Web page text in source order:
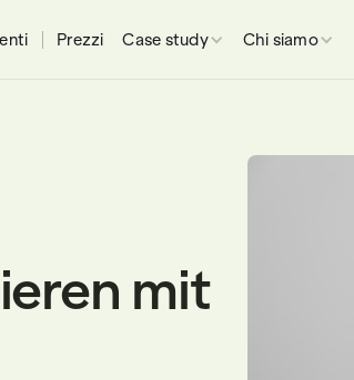
Prezzi Case study Chi siamo
mit